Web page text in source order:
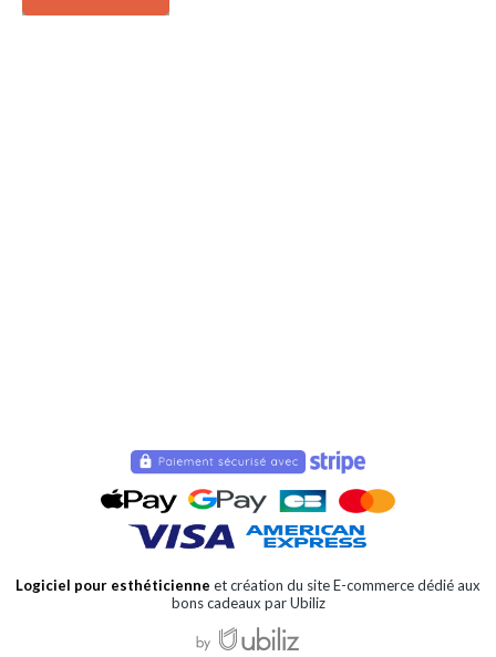
Logiciel pour esthéticienne et création du site E-commerce dédié aux
bons cadeaux par Ubiliz